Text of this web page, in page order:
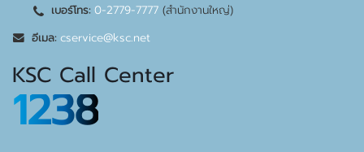
เบอร์โทร: 0-2779-7777 (สำนักงานใหญ่)
อีเมล: cservice@ksc.net
KSC Call Center
1238